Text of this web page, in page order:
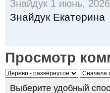
Знайдук 1 июнь,
Знайдук Екатерина
Просмотр
Выберите удобный